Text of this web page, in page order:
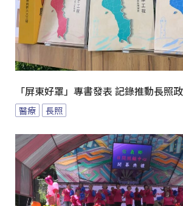
「屏東好罩」專書發表 記錄推動長照
醫療 長照